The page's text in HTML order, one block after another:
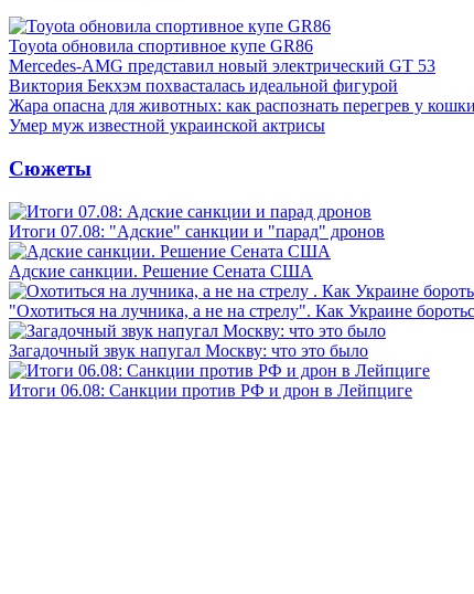
Toyota обновила спортивное купе GR86
Mercedes-AMG представил новый электрический GT 53
Виктория Бекхэм похвасталась идеальной фигурой
Жара опасна для животных: как распознать перегрев у
Умер муж известной украинской актрисы
Сюжеты
Итоги 07.08: "Адские" санкции и "парад" дронов
Адские санкции. Решение Сената США
"Охотиться на лучника, а не на стрелу". Как Украине
Загадочный звук напугал Москву: что это было
Итоги 06.08: Санкции против РФ и дрон в Лейпциге